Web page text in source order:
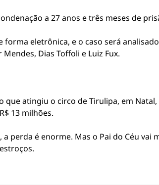
a 27 anos e três meses de
eletrônica, e o caso será
Dias Toffoli e Luiz Fux.
que atingiu o circo de Tirulipa, em
13 milhões.
perda é enorme. Mas o Pai do Céu